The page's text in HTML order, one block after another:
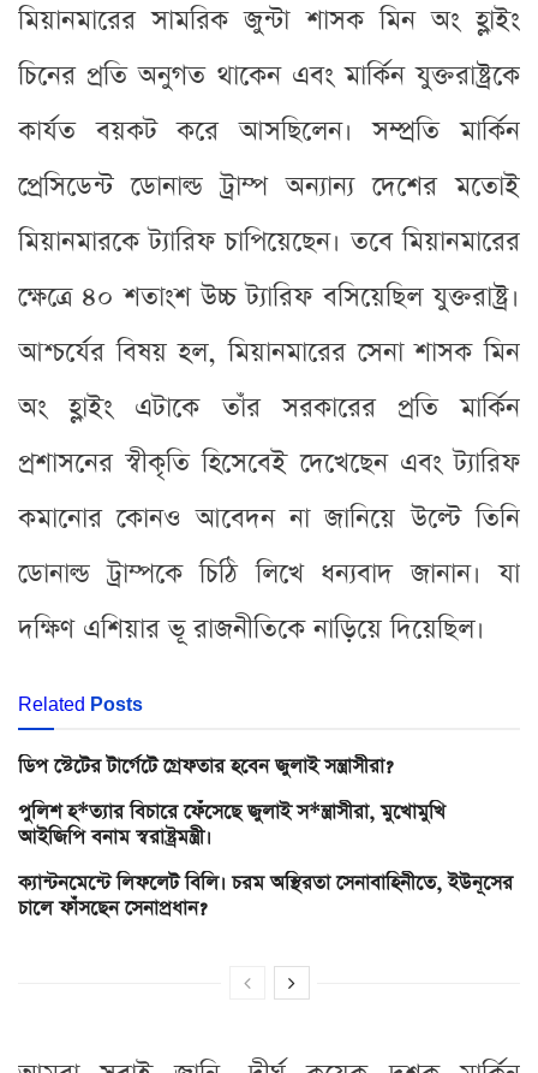
মিয়ানমারের সামরিক জুন্টা শাসক মিন অং হ্লাইং
চিনের প্রতি অনুগত থাকেন এবং মার্কিন যুক্তরাষ্ট্রকে
কার্যত বয়কট করে আসছিলেন। সম্প্রতি মার্কিন
প্রেসিডেন্ট ডোনাল্ড ট্রাম্প অন্যান্য দেশের মতোই
মিয়ানমারকে ট্যারিফ চাপিয়েছেন। তবে মিয়ানমারের
ক্ষেত্রে ৪০ শতাংশ উচ্চ ট্যারিফ বসিয়েছিল যুক্তরাষ্ট্র।
আশ্চর্যের বিষয় হল, মিয়ানমারের সেনা শাসক মিন
অং হ্লাইং এটাকে তাঁর সরকারের প্রতি মার্কিন
প্রশাসনের স্বীকৃতি হিসেবেই দেখেছেন এবং ট্যারিফ
কমানোর কোনও আবেদন না জানিয়ে উল্টে তিনি
ডোনাল্ড ট্রাম্পকে চিঠি লিখে ধন্যবাদ জানান। যা
দক্ষিণ এশিয়ার ভূ রাজনীতিকে নাড়িয়ে দিয়েছিল।
Related Posts
ডিপ স্টেটের টার্গেটে গ্রেফতার হবেন জুলাই সন্ত্রাসীরা?
পুলিশ হ*ত্যার বিচারে ফেঁসেছে জুলাই স*ন্ত্রাসীরা, মুখোমুখি
আইজিপি বনাম স্বরাষ্ট্রমন্ত্রী।
ক্যান্টনমেন্টে লিফলেট বিলি। চরম অস্থিরতা সেনাবাহিনীতে, ইউনূসের
চালে ফাঁসছেন সেনাপ্রধান?